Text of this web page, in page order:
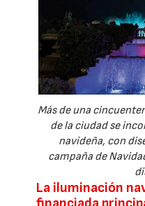
Más de una
de la ciudad se
navideña, con
campaña de
La iluminación